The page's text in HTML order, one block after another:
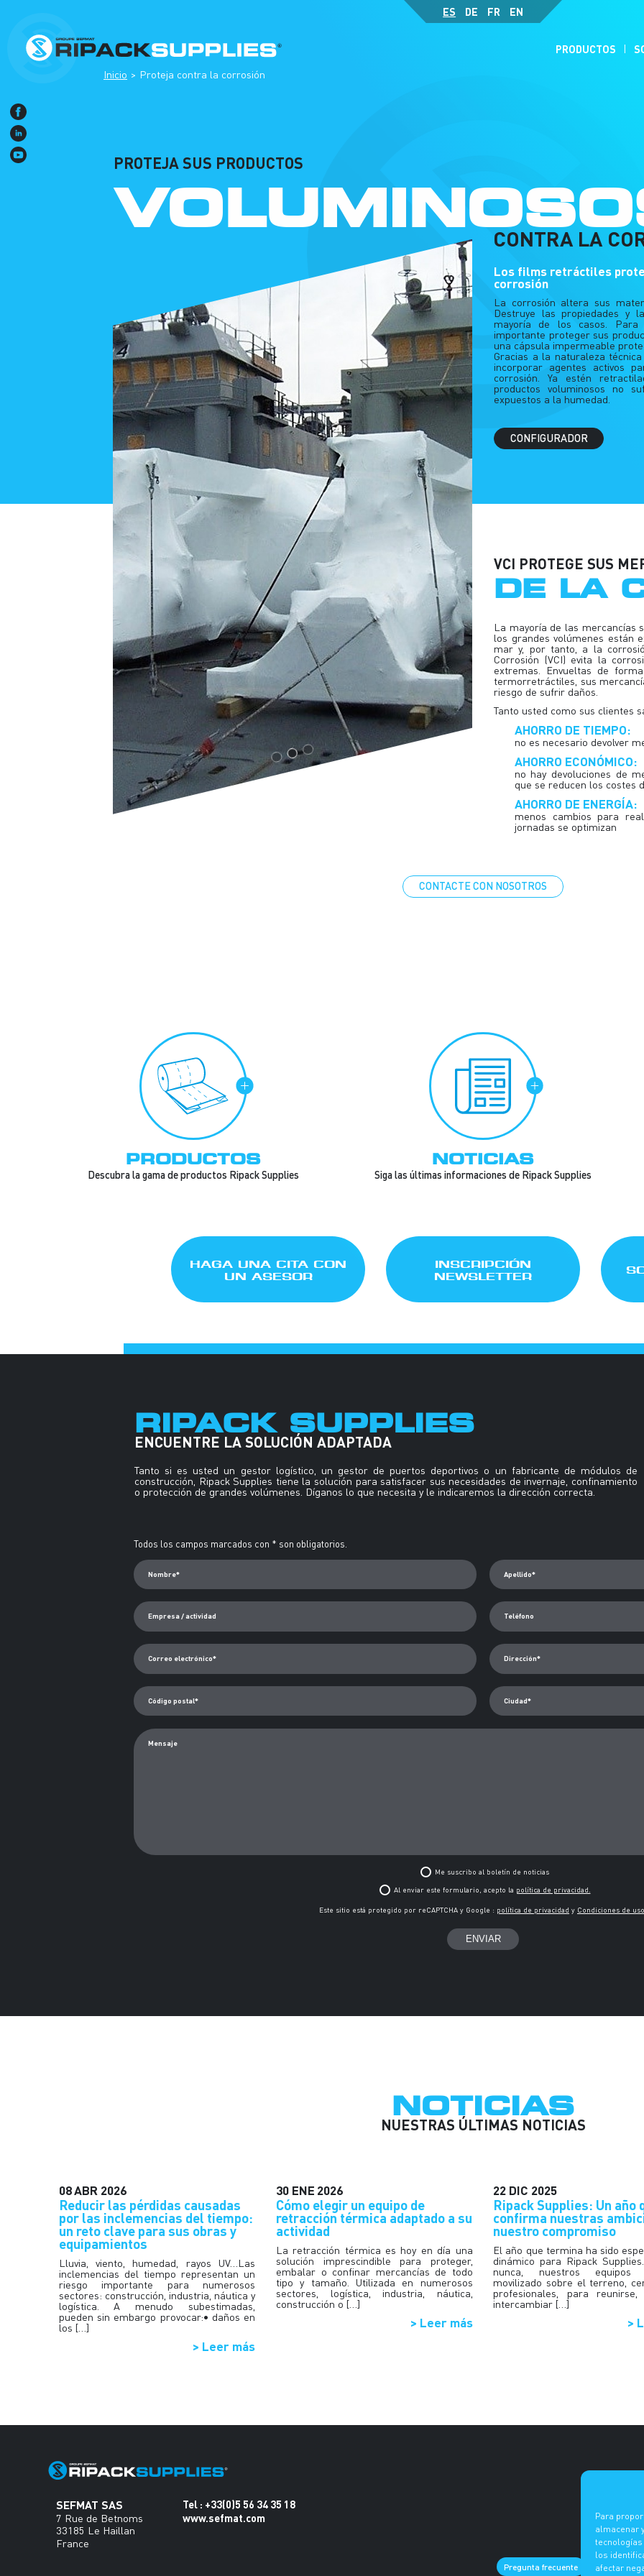
Para
almacenar
los
afectar
PRODUCTOS
ES DE FR EN
Inicio Proteja contra la corrosión
PROTEJA SUS PRODUCTOS
CONTRA LA
Los films retráctiles
corrosión
La corrosión altera sus
Destruye las propiedades y
mayoría de los casos.
importante proteger sus
una cápsula impermeable
Gracias a la naturaleza
incorporar agentes activos
corrosión. Ya estén
productos voluminosos no
expuestos a la humedad.
CONFIGURADOR
VCI PROTEGE SUS
DE LA
La mayoría de las
los grandes volúmenes están
mar y, por tanto, a la
Corrosión (VCI) evita la
extremas. Envueltas de
termorretráctiles, sus
riesgo de sufrir daños.
Tanto usted como sus clientes
AHORRO DE TIEMPO:
no es necesario devolver
AHORRO ECONÓMICO:
no hay devoluciones de
que se reducen los costes
AHORRO DE ENERGÍA:
menos cambios para
jornadas se optimizan
CONTACTE CON NOSOTROS
PRODUCTOS
Descubra la gama de productos Ripack Supplies
NOTICIAS
Siga las últimas informaciones de Ripack Supplies
HAGA UNA CITA CON
UN ASESOR
INSCRIPCIÓN
NEWSLETTER
ENCUENTRE LA SOLUCIÓN ADAPTADA
RIPACK SUPPLIES
Tanto si es usted un gestor logístico, un gestor de puertos deportivos o un fabricante de módulos de
construcción, Ripack Supplies tiene la solución para satisfacer sus necesidades de invernaje, confinamiento
o protección de grandes volúmenes. Díganos lo que necesita y le indicaremos la dirección correcta.
Todos los campos marcados con * son obligatorios.
Nombre* Apellido*
Empresa / actividad Teléfono
Correo electrónico* Dirección*
Código postal* Ciudad*
Mensaje
Me suscribo al boletín de noticias
Al enviar este formulario, acepto la política de privacidad.
Este sitio está protegido por reCAPTCHA y Google : política de privacidad y Condiciones de uso
Alternative:
NUESTRAS ÚLTIMAS NOTICIAS
NOTICIAS
08ABR 2026
Reducir las pérdidas causadas
por las inclemencias del tiempo:
un reto clave para sus obras y
equipamientos
Lluvia, viento, humedad, rayos UV…Las
inclemencias del tiempo representan un
riesgo importante para numerosos
sectores: construcción, industria, náutica y
logística. A menudo subestimadas,
pueden sin embargo provocar:• daños en
los […]
> Leer más
30 ENE 2026
Cómo elegir un equipo de
retracción térmica adaptado a su
actividad
La retracción térmica es hoy en día una
solución imprescindible para proteger,
embalar o confinar mercancías de todo
tipo y tamaño. Utilizada en numerosos
sectores, logística, industria, náutica,
construcción o […]
> Leer más
22 DIC 2025
Ripack Supplies: Un año
confirma nuestras
nuestro compromiso
El año que termina ha sido
dinámico para Ripack
nunca, nuestros
movilizado sobre el terreno,
profesionales, para reunirse,
intercambiar […]
>
SEFMAT SAS
7 Rue de Betnoms
33185 Le Haillan
France
Tel : +33(0)5 56 34 35 18
www.sefmat.com
Pregunta frecuente ES DE